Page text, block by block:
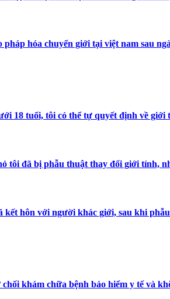
pháp hóa chuyển giới tại việt nam sau
18 tuổi, tôi có thể tự quyết định về giới
tôi đã bị phẫu thuật thay đổi giới tính,
hôn với người khác giới, sau khi
khám chữa bệnh bảo hiểm y tế và